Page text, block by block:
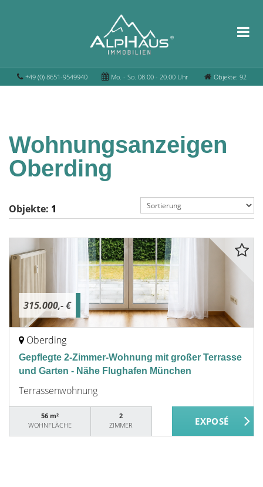
+49 (0) 8651-9549940 Mo. - So. 08.00 - 20.00 Uhr Objekte: 92
Wohnungsanzeigen
Oberding
Objekte: 1
315.000,- €
Oberding
Gepflegte 2-Zimmer-Wohnung mit großer Terrasse
und Garten - Nähe Flughafen München
Terrassenwohnung
56 m²
WOHNFLÄCHE
2
ZIMMER